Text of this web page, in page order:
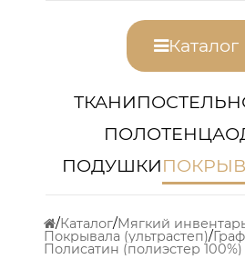
Каталог
ТКАНИ
ПОЛОТЕНЦА
ПОДУШКИ
Каталог Мягкий
Покрывала (ультрастеп)
Полисатин (полиэстер 100%)